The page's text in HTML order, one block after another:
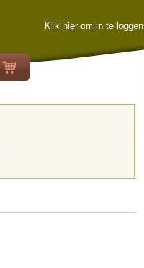
Klik hier om in te loggen